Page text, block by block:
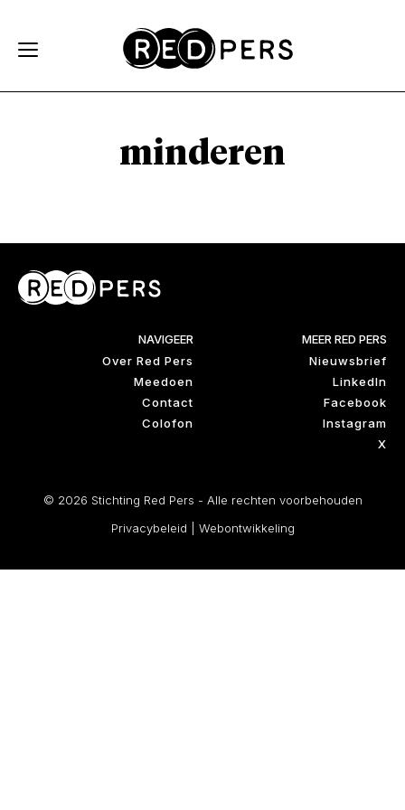
minderen
NAVIGEER
Over Red Pers
Meedoen
Contact
Colofon
MEER RED PERS
Nieuwsbrief
LinkedIn
Facebook
Instagram
X
© 2026 Stichting Red Pers - Alle rechten voorbehouden
Privacybeleid
Webontwikkeling